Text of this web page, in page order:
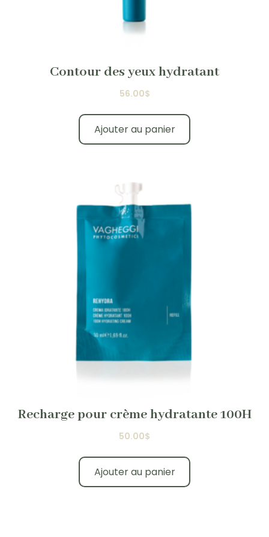
Contour des yeux hydratant
56.00$
Ajouter au panier
Recharge pour crème hydratante 100H
50.00$
Ajouter au panier